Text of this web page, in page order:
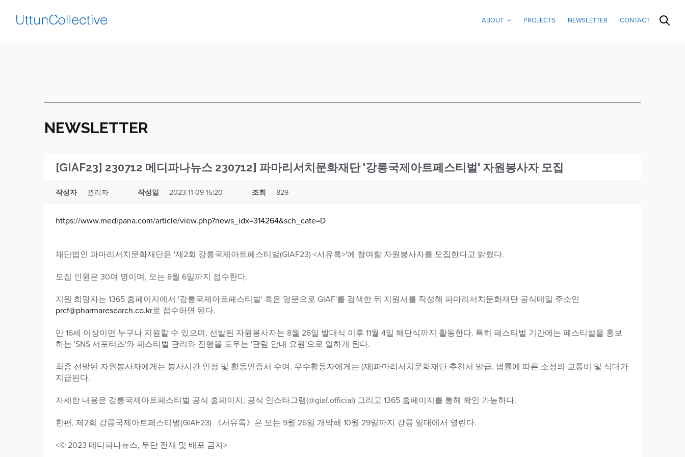
ABOUT PROJECTS NEWSLETTER CONTACT
NEWSLETTER
[GIAF23] 230712 메디파나뉴스 230712] 파마리서치문화재단 '강릉국제아트페스티벌' 자원봉사자 모집
작성자 관리자 작성일 2023-11-09 15:20 조회 829
https://www.medipana.com/article/view.php?news_idx=314264&sch_cate=D
재단법인 파마리서치문화재단은 '제2회 강릉국제아트페스티벌(GIAF23) <서유록>'에 참여할 자원봉사자를 모집한다고 밝혔다.
모집 인원은 30여 명이며, 오는 8월 6일까지 접수한다.
지원 희망자는 1365 홈페이지에서 '강릉국제아트페스티벌' 혹은 영문으로 GIAF'를 검색한 뒤 지원서를 작성해 파마리서치문화재단 공식메일 주소인
prcf@pharmaresearch.co.kr로 접수하면 된다.
만 16세 이상이면 누구나 지원할 수 있으며, 선발된 자원봉사자는 8월 26일 발대식 이후 11월 4일 해단식까지 활동한다. 특히 페스티벌 기간에는 페스티벌을 홍보
하는 'SNS 서포터즈'와 페스티벌 관리와 진행을 도우는 '관람 안내 요원'으로 일하게 된다.
최종 선발된 자원봉사자에게는 봉사시간 인정 및 활동인증서 수여, 우수활동자에게는 (재)파마리서치문화재단 추천서 발급, 법률에 따른 소정의 교통비 및 식대가
지급된다.
자세한 내용은 강릉국제아트페스티벌 공식 홈페이지, 공식 인스타그램(@giaf.official) 그리고 1365 홈페이지를 통해 확인 가능하다.
한편, 제2회 강릉국제아트페스티벌(GIAF23) 《서유록》은 오는 9월 26일 개막해 10월 29일까지 강릉 일대에서 열린다.
<© 2023 메디파나뉴스, 무단 전재 및 배포 금지>